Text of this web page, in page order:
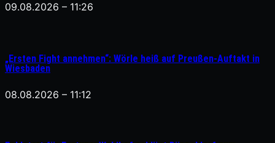
09.08.2026 – 11:26
„Ersten Fight annehmen“: Wörle heiß auf Preußen-Auftakt in
Wiesbaden
08.08.2026 – 11:12